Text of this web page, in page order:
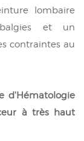
lombaire
et un
contraintes au
d'Hématologie
à très haut